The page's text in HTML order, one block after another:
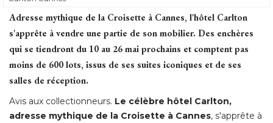
Adresse mythique de la Croisette à Cannes, l'hôtel Carlton
s'apprête à vendre une partie de son mobilier. Des enchères
qui se tiendront du 10 au 26 mai prochains et comptent pas
moins de 600 lots, issus de ses suites iconiques et de ses
salles de réception.
Avis aux collectionneurs. Le célèbre hôtel Carlton,
adresse mythique de la Croisette à Cannes, s'apprête à